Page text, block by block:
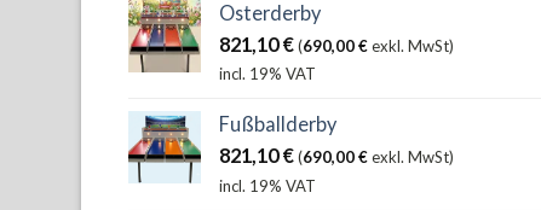
Osterderby
821,10€ (690,00€exkl. MwSt)
incl. 19% VAT
Fußballderby
821,10€ (690,00€exkl. MwSt)
incl. 19% VAT